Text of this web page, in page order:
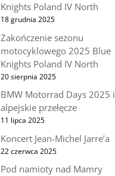
Knights Poland IV North
18 grudnia 2025
Zakończenie sezonu
motocyklowego 2025 Blue
Knights Poland IV North
20 sierpnia 2025
BMW Motorrad Days 2025 i
alpejskie przełęcze
11 lipca 2025
Koncert Jean-Michel Jarre’a
22 czerwca 2025
Pod namioty nad Mamry